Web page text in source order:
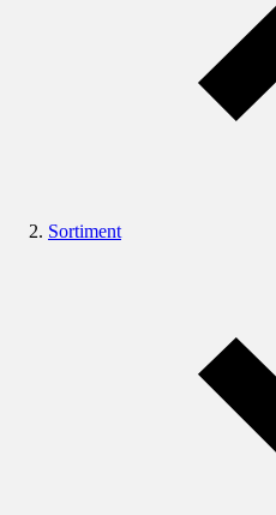
Sortiment